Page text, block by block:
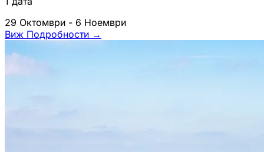
29 Октомври - 6 Ноември
Виж Подробности →